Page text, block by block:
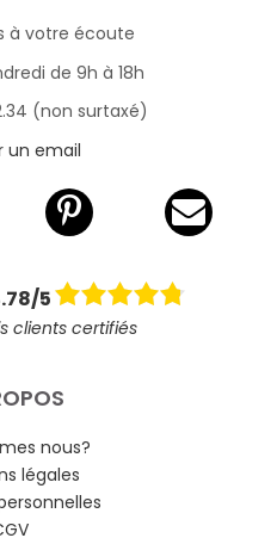
à votre écoute
de 9h à 18h
(non surtaxé)
un email
5
clients certifiés
nous?
légales